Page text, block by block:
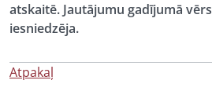
atskaitē. Jautājumu gadījumā
iesniedzēja.
Atpakaļ